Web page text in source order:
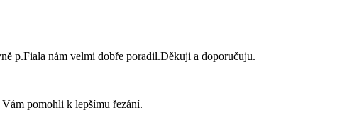
p.Fiala nám velmi dobře poradil.Děkuji a doporučuju.
pomohli k lepšímu řezání.